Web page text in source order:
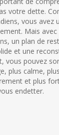
votre dette.
vous avez
Mais
un plan de
et une
vous pouvez
plus calme,
et plus
endetter.